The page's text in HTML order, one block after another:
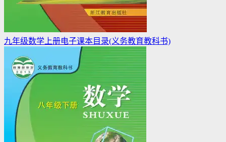
九年级数学上册电子课本目录(义务教育教科书)